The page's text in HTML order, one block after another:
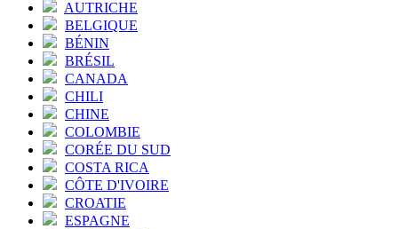
AUTRICHE
BELGIQUE
BÉNIN
BRÉSIL
CANADA
CHILI
CHINE
COLOMBIE
CORÉE DU SUD
COSTA RICA
CÔTE D'IVOIRE
CROATIE
ESPAGNE